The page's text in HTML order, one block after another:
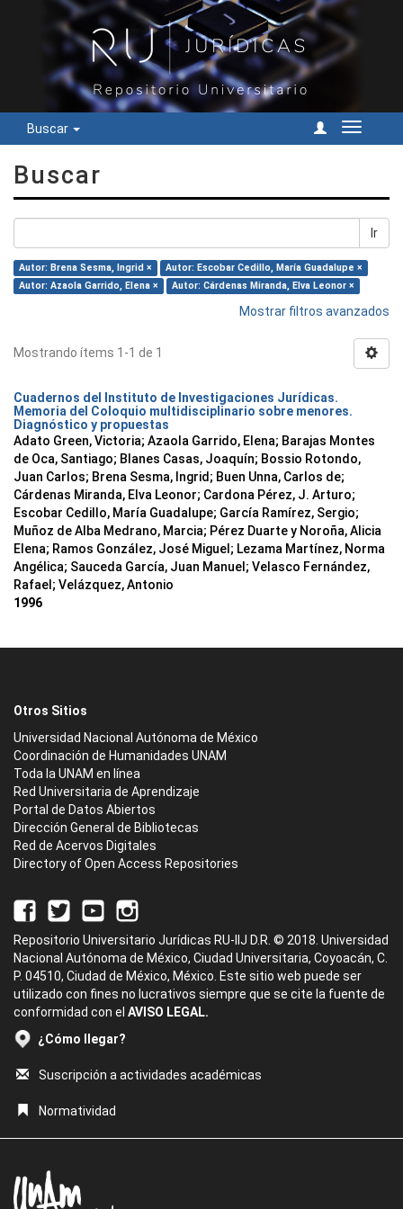
Buscar
Cambiar
Buscar
Ir
Autor: Brena Sesma, Ingrid ×
Autor: Escobar Cedillo, María Guadalupe ×
Autor: Azaola Garrido, Elena ×
Autor: Cárdenas Miranda, Elva Leonor ×
Mostrar filtros avanzados
Mostrando ítems 1-1 de 1
Cuadernos del Instituto de Investigaciones Jurídicas.
Memoria del Coloquio multidisciplinario sobre menores.
Diagnóstico y propuestas
Adato Green, Victoria; Azaola Garrido, Elena; Barajas Montes
de Oca, Santiago; Blanes Casas, Joaquín; Bossio Rotondo,
Juan Carlos; Brena Sesma, Ingrid; Buen Unna, Carlos de;
Cárdenas Miranda, Elva Leonor; Cardona Pérez, J. Arturo;
Escobar Cedillo, María Guadalupe; García Ramírez, Sergio;
Muñoz de Alba Medrano, Marcia; Pérez Duarte y Noroña, Alicia
Elena; Ramos González, José Miguel; Lezama Martínez, Norma
Angélica; Sauceda García, Juan Manuel; Velasco Fernández,
Rafael; Velázquez, Antonio
1996
Otros Sitios
Universidad Nacional Autónoma de México
Coordinación de Humanidades UNAM
Toda la UNAM en línea
Red Universitaria de Aprendizaje
Portal de Datos Abiertos
Dirección General de Bibliotecas
Red de Acervos Digitales
Directory of Open Access Repositories
Repositorio Universitario Jurídicas RU-IIJ D.R. © 2018. Universidad
Nacional Autónoma de México, Ciudad Universitaria, Coyoacán, C.
P. 04510, Ciudad de México, México. Este sitio web puede ser
utilizado con fines no lucrativos siempre que se cite la fuente de
conformidad con el AVISO LEGAL.
¿Cómo llegar?
Suscripción a actividades académicas
Normatividad